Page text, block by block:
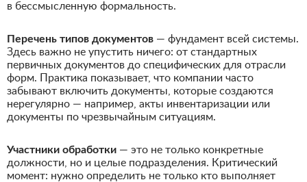
в бессмысленную формальность.
Перечень типов документов — фундамент всей системы.
Здесь важно не упустить ничего: от стандартных
первичных документов до специфических для отрасли
форм. Практика показывает, что компании часто
забывают включить документы, которые создаются
нерегулярно — например, акты инвентаризации или
документы по чрезвычайным ситуациям.
Участники обработки — это не только конкретные
должности, но и целые подразделения. Критический
момент: нужно определить не только кто выполняет